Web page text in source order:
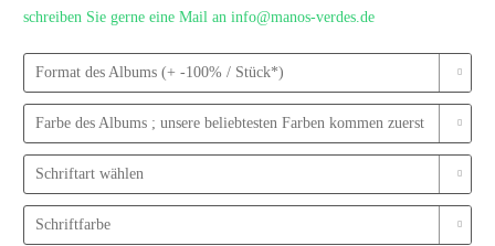
schreiben Sie gerne eine Mail an info@manos-verdes.de
Format des Albums (+ -100% / Stück*)
Farbe des Albums ; unsere beliebtesten Farben kommen zuerst
Schriftart wählen
Schriftfarbe